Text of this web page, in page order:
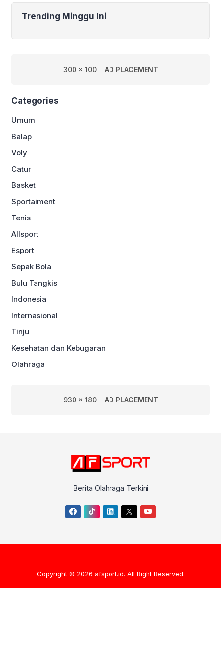
Trending Minggu Ini
300 x 100 AD PLACEMENT
Categories
Umum
Balap
Voly
Catur
Basket
Sportaiment
Tenis
Allsport
Esport
Sepak Bola
Bulu Tangkis
Indonesia
Internasional
Tinju
Kesehatan dan Kebugaran
Olahraga
930 x 180 AD PLACEMENT
Berita Olahraga Terkini
Copyright © 2026 afsport.id. All Right Reserved.